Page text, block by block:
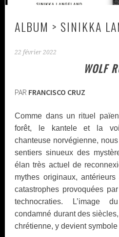
ALBUM > SINIKKA
22 février 2022
WOLF
PAR FRANCISCO CRUZ
Comme dans un rituel
forêt, le kantele et la
chanteuse norvégienne,
sentiers sinueux des
élan très actuel de
mythes originaux,
catastrophes provoquées
technocraties. L’image
condamné durant des
chrétienne, y devient